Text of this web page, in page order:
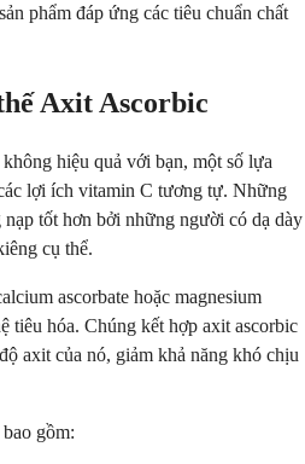
phẩm đáp ứng các tiêu chuẩn chất
Axit Ascorbic
hiệu quả với bạn, một số lựa
lợi ích vitamin C tương tự. Những
tốt hơn bởi những người có dạ dày
cụ thể.
ascorbate hoặc magnesium
tiêu hóa. Chúng kết hợp axit ascorbic
axit của nó, giảm khả năng khó chịu
gồm: